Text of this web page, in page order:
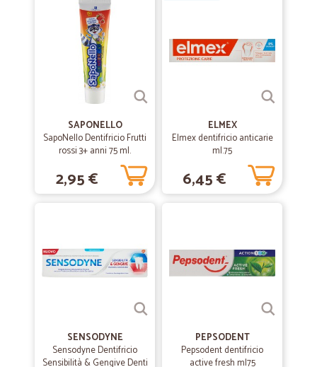
SAPONELLO
SapoNello Dentifricio Frutti
rossi 3+ anni 75 ml.
2,95 €
ELMEX
Elmex dentifricio anticarie
ml.75
6,45 €
SENSODYNE
Sensodyne Dentifricio
Sensibilità & Gengive Denti
PEPSODENT
Pepsodent dentifricio
active fresh ml75